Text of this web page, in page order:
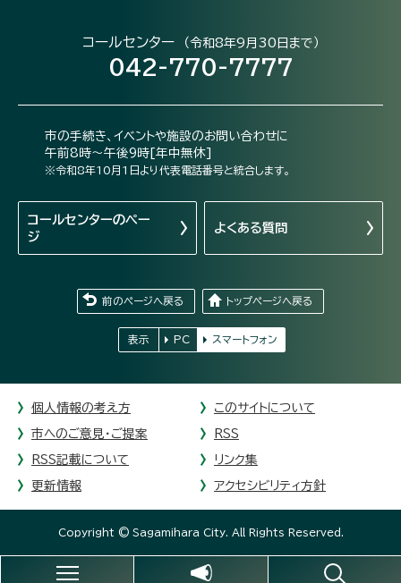
コールセンター （令和8年9月30日まで）
042-770-7777
市の手続き、イベントや施設のお問い合わせに
午前8時～午後9時[年中無休]
※令和8年10月1日より代表電話番号と統合します。
コールセンターのペー
ジ
よくある質問
前のページへ戻る トップページへ戻る
表示 PC スマートフォン
個人情報の考え方 このサイトについて
市へのご意見・ご提案 RSS
RSS記載について リンク集
更新情報 アクセシビリティ方針
Copyright © Sagamihara City. All Rights Reserved.